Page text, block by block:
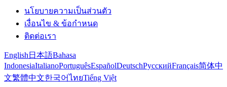
นโยบายความเป็นส่วนตัว
เงื่อนไข & ข้อกำหนด
ติดต่อเรา
English 日本語Bahasa
IndonesiaItalianoPortuguêsEspañolDeutschРусскийFrançais简体中
文繁體中文한국어ไทยTiếng Việt